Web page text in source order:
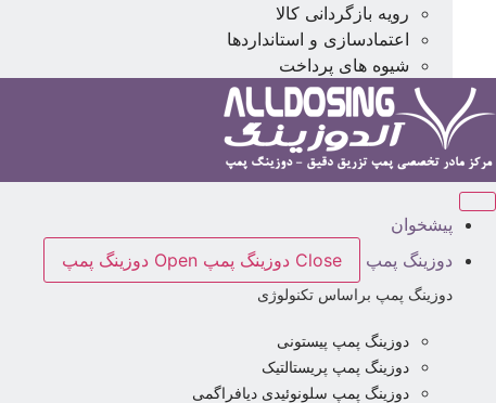
رویه بازگردانی کالا
اعتمادسازی و استانداردها
شیوه های پرداخت
پیشخوان
دوزینگ پمپ
Close دوزینگ پمپ Open دوزینگ پمپ
دوزینگ پمپ براساس تکنولوژی
دوزینگ پمپ پیستونی
دوزینگ پمپ پریستالتیک
دوزینگ پمپ سلونوئیدی دیافراگمی